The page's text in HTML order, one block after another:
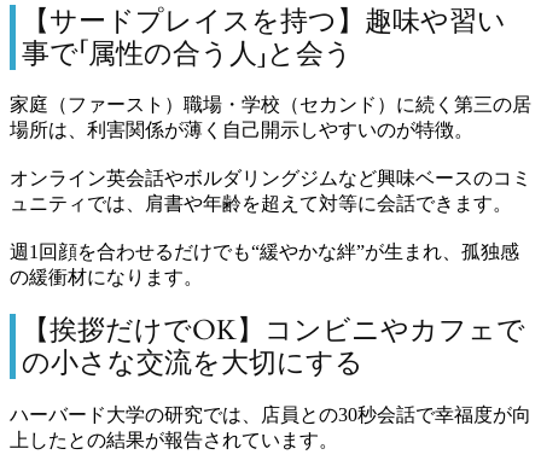
【サードプレイスを持つ】趣味や習い
事で「属性の合う人」と会う
家庭（ファースト）職場・学校（セカンド）に続く第三の居
場所は、利害関係が薄く自己開示しやすいのが特徴。
オンライン英会話やボルダリングジムなど興味ベースのコミ
ュニティでは、肩書や年齢を超えて対等に会話できます。
週1回顔を合わせるだけでも“緩やかな絆”が生まれ、孤独感
の緩衝材になります。
【挨拶だけでOK】コンビニやカフェで
の小さな交流を大切にする
ハーバード大学の研究では、店員との30秒会話で幸福度が向
上したとの結果が報告されています。